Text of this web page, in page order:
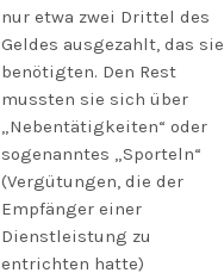
nur etwa zwei Drittel des
Geldes ausgezahlt, das sie
benötigten. Den Rest
mussten sie sich über
„Nebentätigkeiten“ oder
sogenanntes „Sporteln“
(Vergütungen, die der
Empfänger einer
Dienstleistung zu
entrichten hatte)